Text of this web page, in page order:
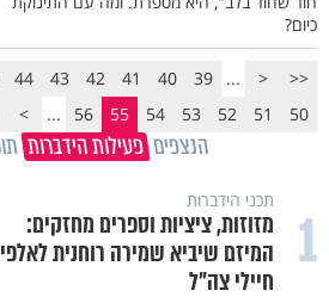
כיום?
<<
<
...
39
40
41
42
43
44
50
51
52
53
54
55
56
...
>
הנצפים פעילות הידברות
1 תכני הידברות
מזוזות, ציציות וספרים מחזקים:
המיזם שיביא שמירה רוחנית לאלפי
חיילי צה"ל